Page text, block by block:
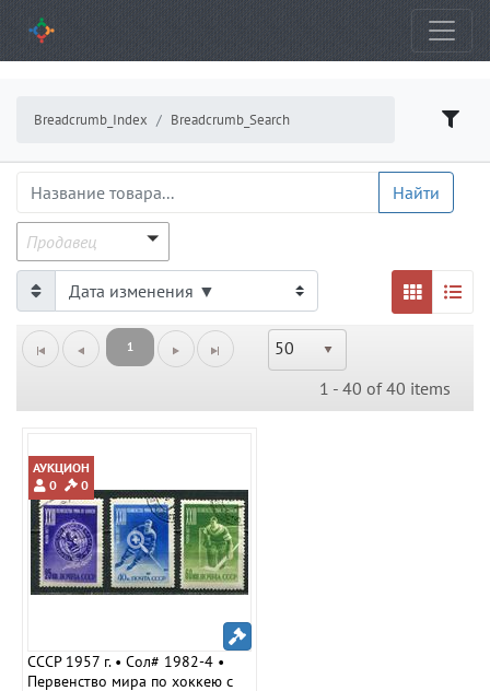
Breadcrumb_Index Breadcrumb_Search
ProductsGrid.ProductName
Найти
Продавец
Продавец
1
50
1 - 40 of 40 items
АУКЦИОН
0
0
СССР 1957 г. • Сол# 1982-4 •
Первенство мира по хоккею с